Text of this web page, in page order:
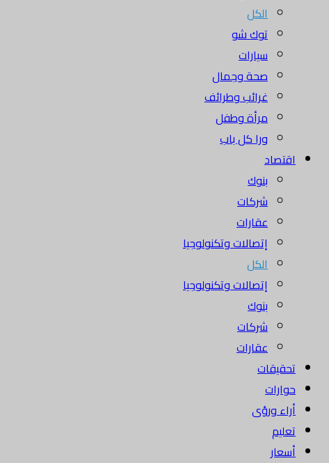
الكل
توك شو
سيارات
صحة وجمال
غرائب وطرائف
مرأة وطفل
ورا كل باب
اقتصاد
بنوك
شركات
عقارات
إتصالات وتكنولوجيا
الكل
إتصالات وتكنولوجيا
بنوك
شركات
عقارات
تحقيقات
حوارات
أراء ورؤى
تعليم
أسعار